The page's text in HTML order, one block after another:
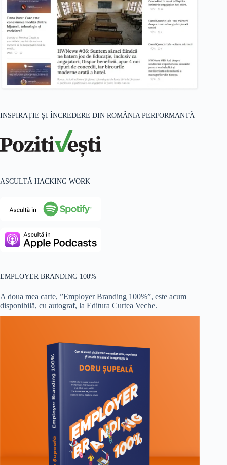
INSPIRAȚIE ȘI ÎNCREDERE DIN ROMÂNIA PERFORMANTĂ
ASCULTĂ HACKING WORK
EMPLOYER BRANDING 100%
A doua mea carte, ”Employer Branding 100%”, este acum
disponibilă, cu autograf, la Editura Curtea Veche.